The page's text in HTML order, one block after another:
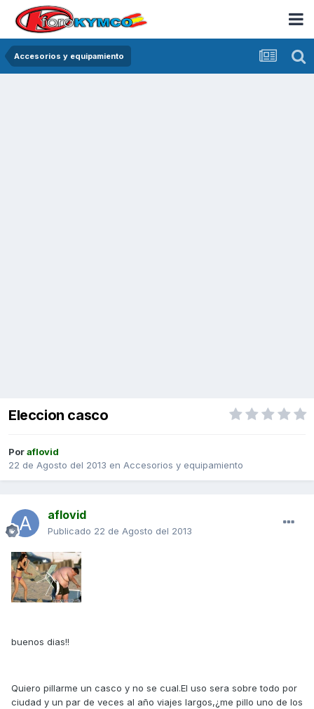
Accesorios y equipamiento
Eleccion casco
Poraflovid
22 de Agosto del 2013 en Accesorios y equipamiento
aflovid
Publicado 22 de Agosto del 2013
buenos dias!!
Quiero pillarme un casco y no se cual.El uso sera sobre todo por
ciudad y un par de veces al año viajes largos,¿me pillo uno de los